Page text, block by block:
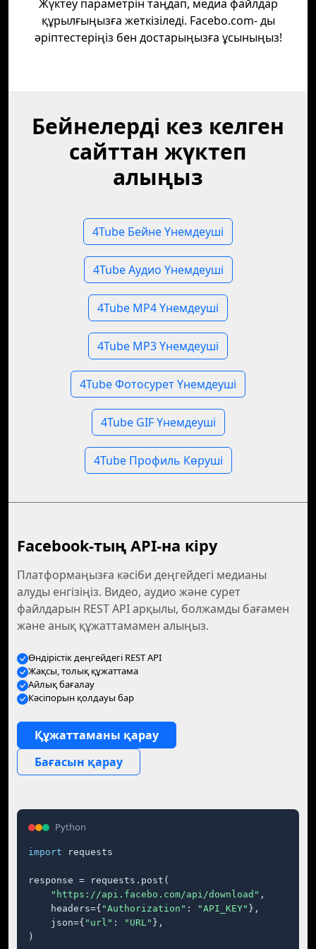
Жүктеу параметрін таңдап, медиа файлдар
құрылғыңызға жеткізіледі. Facebo.com- ды
әріптестеріңіз бен достарыңызға ұсыныңыз!
Бейнелерді кез келген
сайттан жүктеп
алыңыз
4Tube Бейне Үнемдеуші
4Tube Аудио Үнемдеуші
4Tube MP4 Үнемдеуші
4Tube MP3 Үнемдеуші
4Tube Фотосурет Үнемдеуші
4Tube GIF Үнемдеуші
4Tube Профиль Көруші
Facebook-тың API-на кіру
Платформаңызға кәсіби деңгейдегі медианы
алуды енгізіңіз. Видео, аудио және сурет
файлдарын REST API арқылы, болжамды бағамен
және анық құжаттамамен алыңыз.
Өндірістік деңгейдегі REST API
Жақсы, толық құжаттама
Айлық бағалау
Кәсіпорын қолдауы бар
Құжаттаманы қарау
Бағасын қарау
Python
import requests
response = requests.post(
"https://api.facebo.com/api/download" ,
    headers={
"Authorization" : "API_KEY" },
    json={
"url" : "URL" },
)